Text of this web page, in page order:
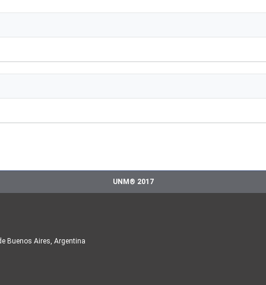
UNM® 2017
Buenos Aires, Argentina